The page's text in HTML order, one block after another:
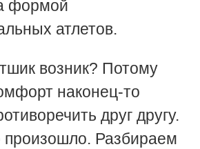
формой
атлетов.
возник? Потому
наконец-то
друг другу.
произошло. Разбираем